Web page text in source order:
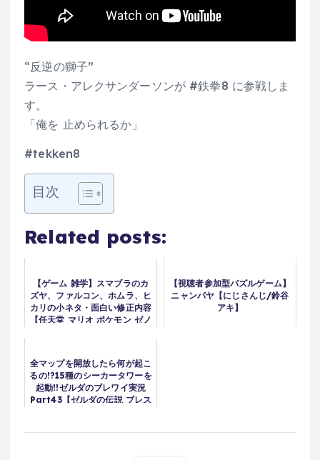
“反逆の獅子”
ラース・アレクサンダーソンが #鉄拳8 に参戦しま
す。
「俺を 止められるか」
#tekken8
目次
Related posts:
【ゲーム 雑学】スマブラのカ
ズヤ、ファルコン、ホムラ、ヒ
カリの小ネタ・面白い修正内容
【任天堂 マリオ ポケモン ゼノ
【視聴者参加型パズルゲーム】
ニャンパヤ【にじさんじ/鈴谷
アキ】
全マップを開放したら何が起こ
るの!?15種のシーカータワーを
起動!!ゼルダのブレワイ実況
Part43【ゼルダの伝説 ブレス